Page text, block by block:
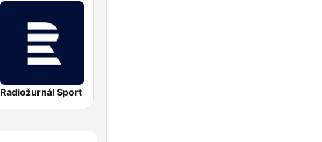
Radiožurnál Sport